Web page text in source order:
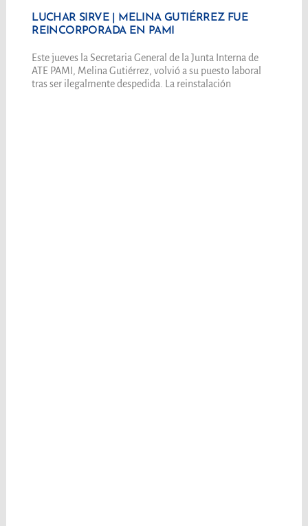
LUCHAR SIRVE | MELINA GUTIÉRREZ FUE
REINCORPORADA EN PAMI
Este jueves la Secretaria General de la Junta Interna de
ATE PAMI, Melina Gutiérrez, volvió a su puesto laboral
tras ser ilegalmente despedida. La reinstalación